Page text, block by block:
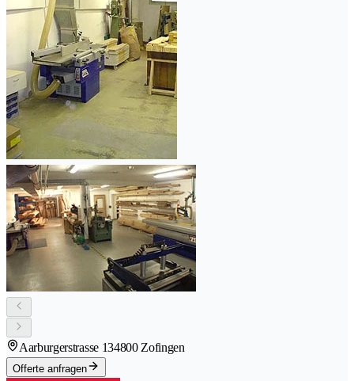
Aarburgerstrasse 134800 Zofingen
Offerte anfragen